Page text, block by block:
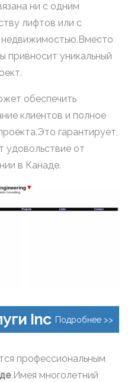
ни с одним
лифтов или с
привносит уникальный
обеспечить
клиентов и полное
гарантирует,
удовольствие от
в Канаде.
Inc Подробнее >>
профессиональным
.Имея многолетний